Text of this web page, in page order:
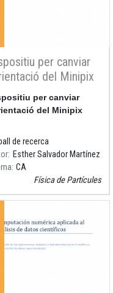
per canviar
del Minipix
per canviar
del Minipix
de recerca
Esther Salvador Martínez
CA
Física de Partícules